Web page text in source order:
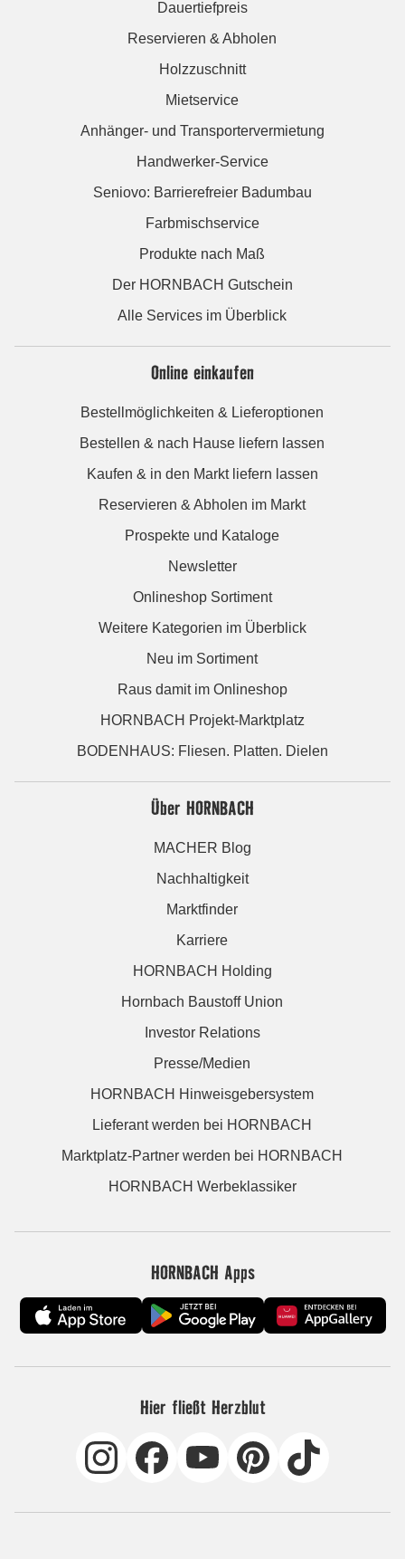
Dauertiefpreis
Reservieren & Abholen
Holzzuschnitt
Mietservice
Anhänger- und Transportervermietung
Handwerker-Service
Seniovo: Barrierefreier Badumbau
Farbmischservice
Produkte nach Maß
Der HORNBACH Gutschein
Alle Services im Überblick
Online einkaufen
Bestellmöglichkeiten & Lieferoptionen
Bestellen & nach Hause liefern lassen
Kaufen & in den Markt liefern lassen
Reservieren & Abholen im Markt
Prospekte und Kataloge
Newsletter
Onlineshop Sortiment
Weitere Kategorien im Überblick
Neu im Sortiment
Raus damit im Onlineshop
HORNBACH Projekt-Marktplatz
BODENHAUS: Fliesen. Platten. Dielen
Über HORNBACH
MACHER Blog
Nachhaltigkeit
Marktfinder
Karriere
HORNBACH Holding
Hornbach Baustoff Union
Investor Relations
Presse/Medien
HORNBACH Hinweisgebersystem
Lieferant werden bei HORNBACH
Marktplatz-Partner werden bei HORNBACH
HORNBACH Werbeklassiker
HORNBACH Apps
Hier fließt Herzblut